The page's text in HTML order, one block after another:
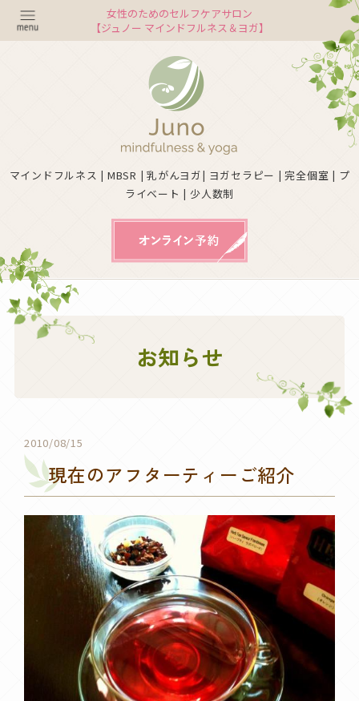
女性のためのセルフケアサロン
【ジュノー マインドフルネス＆ヨガ】
マインドフルネス | MBSR | 乳がんヨガ| ヨガセラピー | 完全個室 | プ
ライベート | 少人数制
お知らせ
2010/08/15
現在のアフターティーご紹介